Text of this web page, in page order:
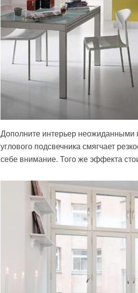
Дополните интерьер неожиданными
углового подсвечника смягчает
себе внимание. Того же эффекта